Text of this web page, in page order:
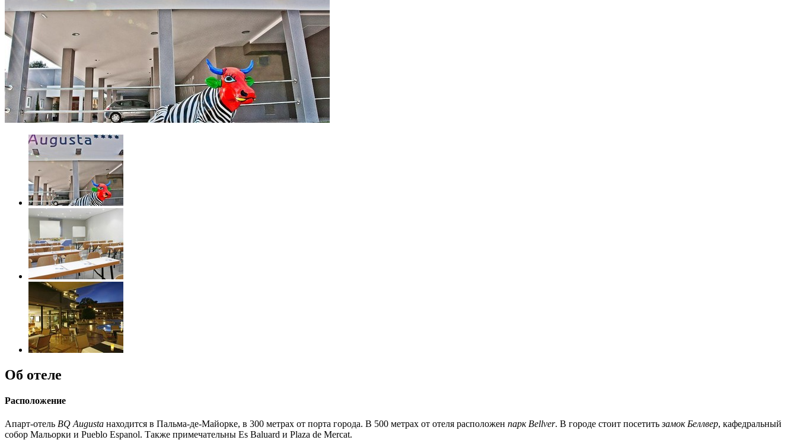
Об отеле
Расположение
Апарт-отель BQ Augusta находится в Пальма-де-Майорке, в 300 метрах от порта города. В 500 метрах от отеля расположен парк Bellver. В городе стоит посетитьзамок Беллвер, кафедральный
собор Мальорки и Pueblo Espanol. Также примечательны Es Baluard и Plaza de Mercat.